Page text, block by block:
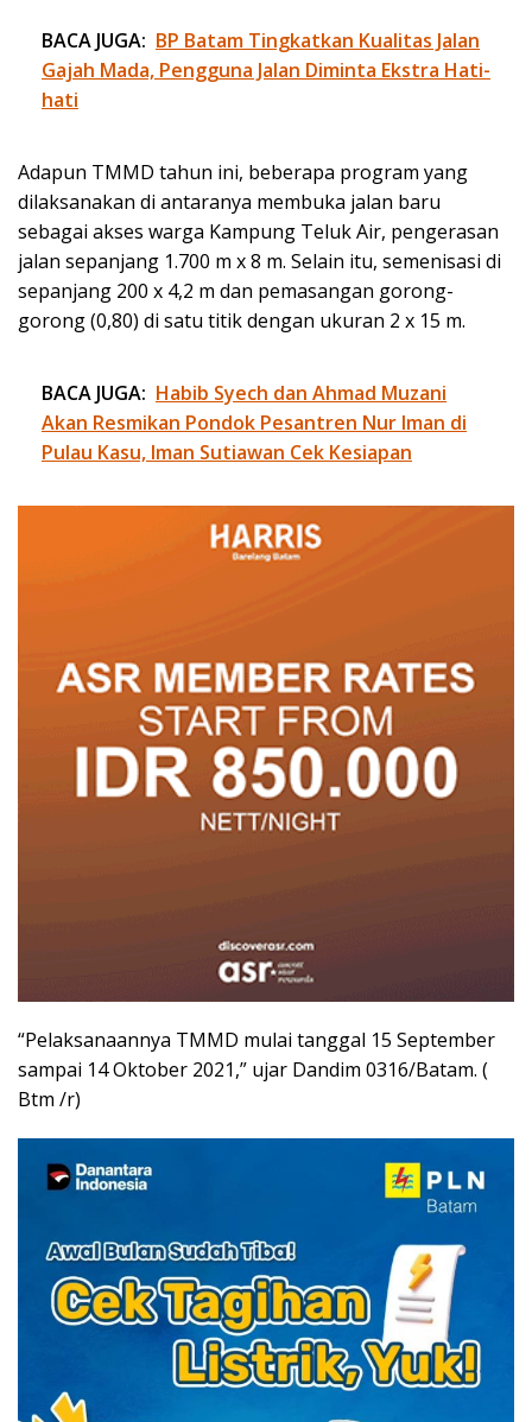
BACA JUGA: BP Batam Tingkatkan Kualitas Jalan
Gajah Mada, Pengguna Jalan Diminta Ekstra Hati-
hati
Adapun TMMD tahun ini, beberapa program yang
dilaksanakan di antaranya membuka jalan baru
sebagai akses warga Kampung Teluk Air, pengerasan
jalan sepanjang 1.700 m x 8 m. Selain itu, semenisasi di
sepanjang 200 x 4,2 m dan pemasangan gorong-
gorong (0,80) di satu titik dengan ukuran 2 x 15 m.
BACA JUGA: Habib Syech dan Ahmad Muzani
Akan Resmikan Pondok Pesantren Nur Iman di
Pulau Kasu, Iman Sutiawan Cek Kesiapan
“Pelaksanaannya TMMD mulai tanggal 15 September
sampai 14 Oktober 2021,” ujar Dandim 0316/Batam. (
Btm /r)